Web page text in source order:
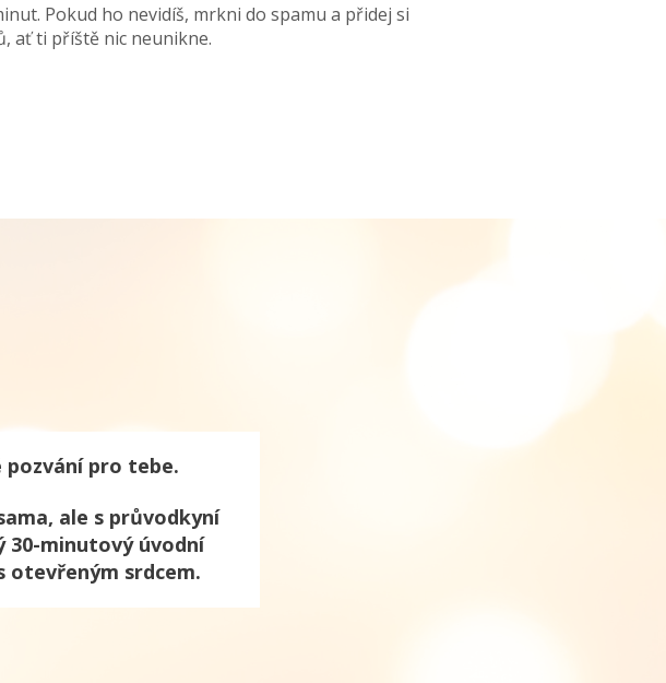
Pokud ho nevidíš, mrkni do spamu a přidej si
ať ti příště nic neunikne.
pozvání pro tebe.
ale s průvodkyní
30-minutový úvodní
otevřeným srdcem.